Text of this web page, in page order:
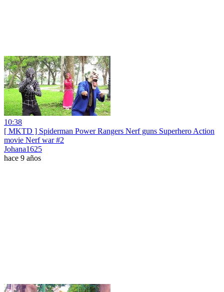
10:38
[ MKTD ] Spiderman Power Rangers Nerf guns Superhero Action
movie Nerf war #2
Johana1625
hace 9 años